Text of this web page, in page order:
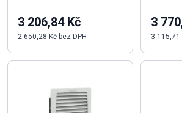
3 206,84 Kč
2 650,28 Kč bez DPH
3
3 115,71